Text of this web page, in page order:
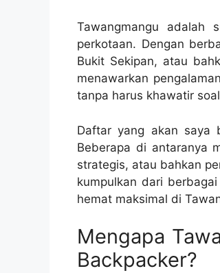
Tawangmangu
perkotaan. Dengan
Bukit Sekipan, atau
menawarkan
tanpa harus khawatir
Daftar yang akan saya
Beberapa di antaranya
strategis, atau bahkan
kumpulkan dari
hemat maksimal di
Mengapa
Backpacker?